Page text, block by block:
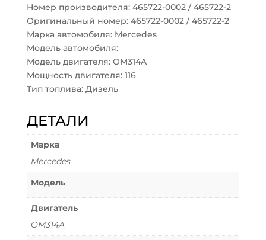
Номер производителя: 465722-0002 / 465722-2
Оригинальный номер: 465722-0002 / 465722-2
Марка автомобиля: Mercedes
Модель автомобиля:
Модель двигателя: OM314A
Мощность двигателя: 116
Тип топлива: Дизель
ДЕТАЛИ
Марка
Mercedes
Модель
Двигатель
OM314A